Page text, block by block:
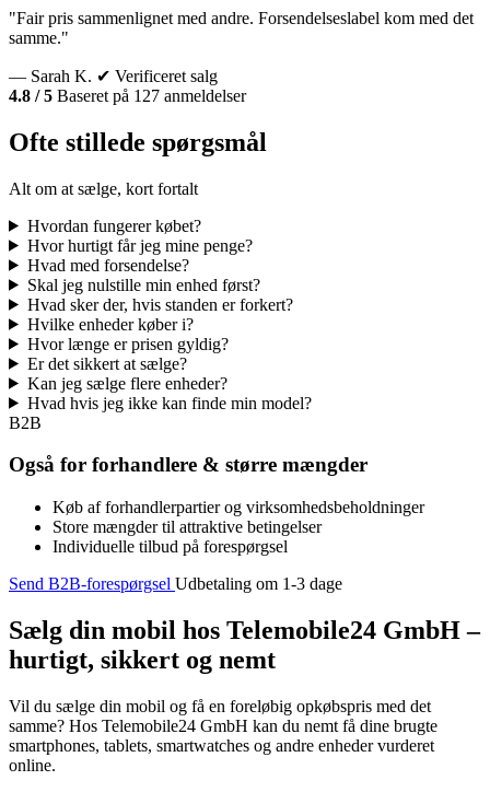
"Fair pris sammenlignet med andre. Forsendelseslabel kom med det
samme."
— Sarah K. ✔ Verificeret salg
4.8 / 5 Baseret på 127 anmeldelser
Ofte stillede spørgsmål
Alt om at sælge, kort fortalt
Hvordan fungerer købet?
Hvor hurtigt får jeg mine penge?
Hvad med forsendelse?
Skal jeg nulstille min enhed først?
Hvad sker der, hvis standen er forkert?
Hvilke enheder køber i?
Hvor længe er prisen gyldig?
Er det sikkert at sælge?
Kan jeg sælge flere enheder?
Hvad hvis jeg ikke kan finde min model?
B2B
Også for forhandlere & større mængder
Køb af forhandlerpartier og virksomhedsbeholdninger
Store mængder til attraktive betingelser
Individuelle tilbud på forespørgsel
Send B2B-forespørgsel Udbetaling om 1-3 dage
Sælg din mobil hos Telemobile24 GmbH –
hurtigt, sikkert og nemt
Vil du sælge din mobil og få en foreløbig opkøbspris med det
samme? Hos Telemobile24 GmbH kan du nemt få dine brugte
smartphones, tablets, smartwatches og andre enheder vurderet
online.